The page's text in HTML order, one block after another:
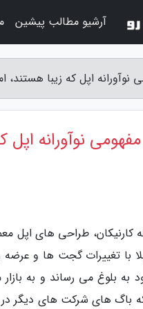
مفهومی نوآورانه
کارنیکان، طراحی های اپل
با تغییرات گجت ها و
به بلوغ می رساند و به
های شرکت های دیگر در
آرشیو مطالب پیشین